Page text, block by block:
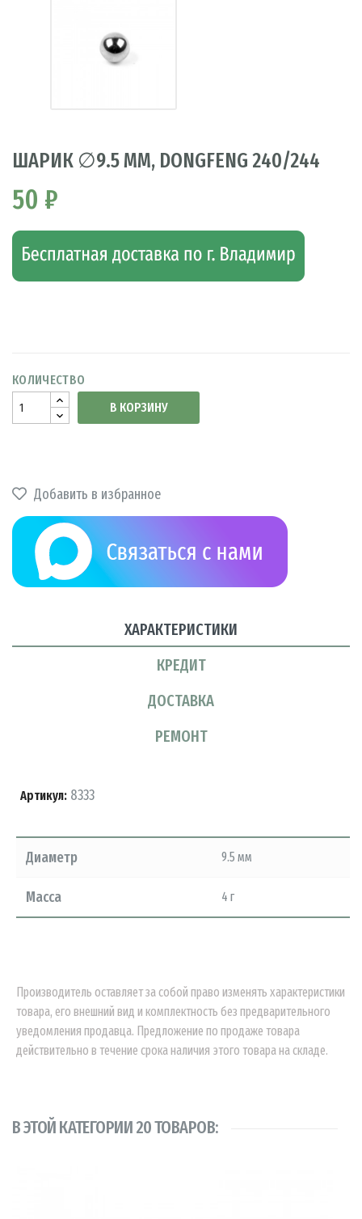
ШАРИК ∅9.5 ММ, DONGFENG 240/244
50 ₽
КОЛИЧЕСТВО
В КОРЗИНУ
Добавить в избранное
ХАРАКТЕРИСТИКИ
КРЕДИТ
ДОСТАВКА
РЕМОНТ
Артикул: 8333
Диаметр 9.5 мм
Масса 4 г
Производитель оставляет за собой право изменять характеристики
товара, его внешний вид и комплектность без предварительного
уведомления продавца. Предложение по продаже товара
действительно в течение срока наличия этого товара на складе.
В ЭТОЙ КАТЕГОРИИ 20 ТОВАРОВ: